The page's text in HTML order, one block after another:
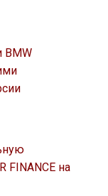
BMW
FINANCE на